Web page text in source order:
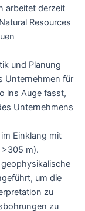
arbeitet derzeit
Resources
und Planung
Unternehmen für
ins Auge fasst,
Unternehmens
Einklang mit
m).
um die
zu
zu